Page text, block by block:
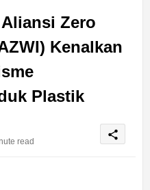
Zero
Kenalkan
Plastik
read
share